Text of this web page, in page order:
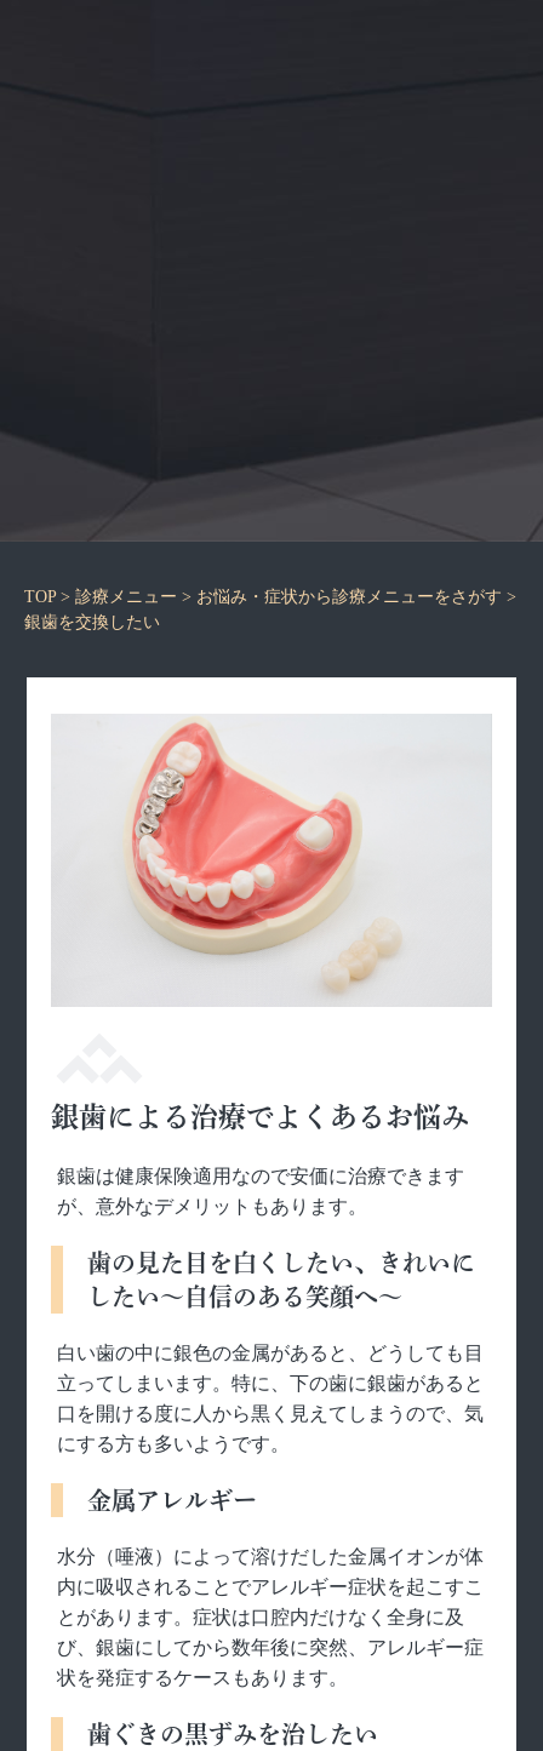
TOP> 診療メニュー > お悩み・症状から診療メニューをさがす >
銀歯を交換したい
銀歯による治療でよくあるお悩み
銀歯は健康保険適用なので安価に治療できます
が、意外なデメリットもあります。
歯の見た目を白くしたい、きれいに
したい～自信のある笑顔へ～
白い歯の中に銀色の金属があると、どうしても目
立ってしまいます。特に、下の歯に銀歯があると
口を開ける度に人から黒く見えてしまうので、気
にする方も多いようです。
金属アレルギー
水分（唾液）によって溶けだした金属イオンが体
内に吸収されることでアレルギー症状を起こすこ
とがあります。症状は口腔内だけなく全身に及
び、銀歯にしてから数年後に突然、アレルギー症
状を発症するケースもあります。
歯ぐきの黒ずみを治したい